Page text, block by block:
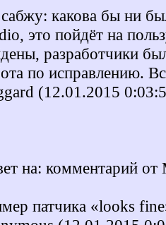
какова бы ни
это пойдёт на
разработчики
по исправлению.
(12.01.2015
на: комментарий
патчика «looks